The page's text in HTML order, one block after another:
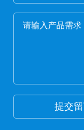
膜硬的保
米数会减
提交